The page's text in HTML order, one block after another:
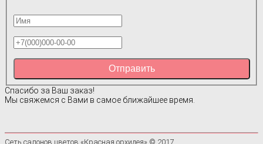
Отправить
Спасибо за Ваш заказ!
Мы свяжемся с Вами в самое ближайшее время.
Сеть салонов цветов «Красная орхидея» © 2017